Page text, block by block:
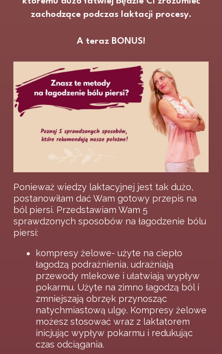
zachodzące podczas laktacji procesy.
A teraz BONUS!
Ponieważ wiedzy laktacyjnej jest tak dużo,
postanowiłam dać Wam gotowy przepis na
ból piersi. Przedstawiam Wam 5
sprawdzonych sposobów na łagodzenie bólu
piersi:
kompresy żelowe- użyte na ciepło
łagodzą podrażnienia, udrażniają
przewody mlekowe i ułatwiają wypływ
pokarmu. Użyte na zimno łagodzą ból i
zmniejszają obrzęk przynosząc
natychmiastową ulgę. Kompresy żelowe
możesz stosować wraz z laktatorem
inicjując wypływ pokarmu i redukując
czas odciągania.